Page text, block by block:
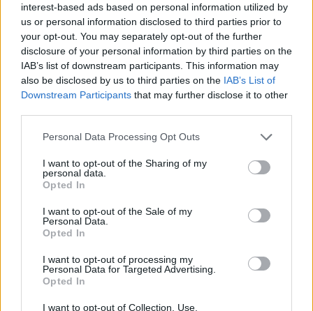
interest-based ads based on personal information utilized by
us or personal information disclosed to third parties prior to
your opt-out. You may separately opt-out of the further
disclosure of your personal information by third parties on the
IAB’s list of downstream participants. This information may
also be disclosed by us to third parties on the IAB’s List of
Downstream Participants that may further disclose it to other
Personal Data Processing Opt Outs
I want to opt-out of the Sharing of my
personal data.
Opted In
I want to opt-out of the Sale of my
Personal Data.
Opted In
I want to opt-out of processing my
Personal Data for Targeted Advertising.
Opted In
I want to opt-out of Collection, Use,
Puntos a favor y puntos en
contra
A continuación, vamos a listar algunos puntos a
favor y puntos de Iquique para vivir como nómada
Puntos a favor
Buena temperatura.
Buena calidad del aire (hoy).
Es un lugar seguro.
Poca probabilidad de sufrir un robo.
Es seguro para las mujeres.
LGBTQ+ friendly.